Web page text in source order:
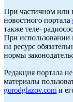
При частичном или
новостного портала
также теле-
При использовании
на ресурс
нормы
Редакция портала
материалы
gorodglazov.com и